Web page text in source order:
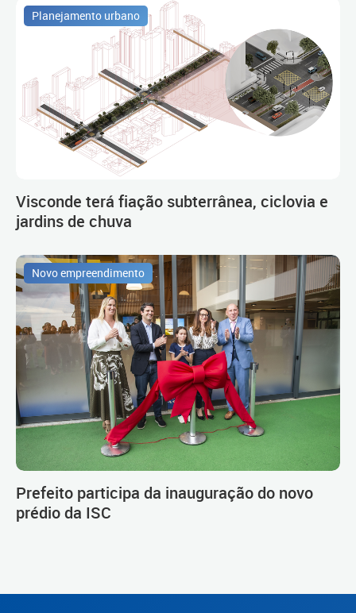
Planejamento urbano
Visconde terá fiação subterrânea, ciclovia e
jardins de chuva
Novo empreendimento
Prefeito participa da inauguração do novo
prédio da ISC